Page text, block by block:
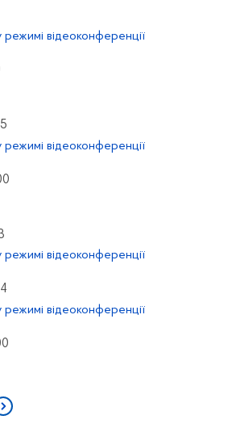
режимі відеоконференції
режимі відеоконференції
режимі відеоконференції
режимі відеоконференції